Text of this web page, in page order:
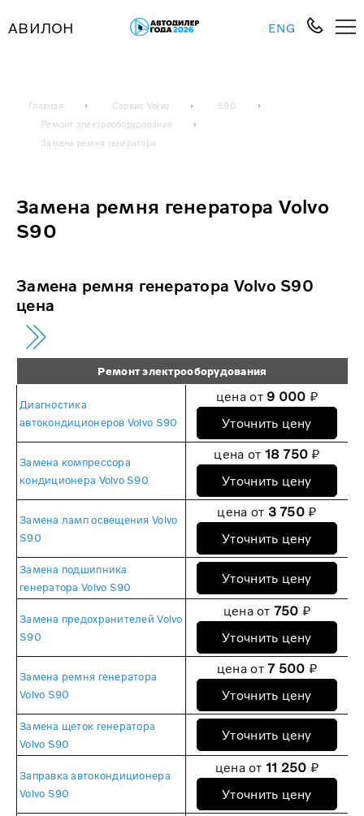
АВИЛОН ENG
Главная Сервис Volvo
S90
Ремонт электрооборудования
Замена ремня генератора
Замена ремня генератора Volvo
S90
Замена ремня генератора Volvo S90
цена
Ремонт электрооборудования
Диагностика
автокондиционеров Volvo S90
цена от 9 000 ₽
Уточнить цену
Замена компрессора
кондиционера Volvo S90
цена от 18 750 ₽
Уточнить цену
Замена ламп освещения Volvo
S90
цена от 3 750 ₽
Уточнить цену
Замена подшипника
генератора Volvo S90
Уточнить цену
Замена предохранителей Volvo
S90
цена от 750 ₽
Уточнить цену
Замена ремня генератора
Volvo S90
цена от7 500 ₽
Уточнить цену
Замена щеток генератора
Volvo S90
Уточнить цену
Заправка автокондиционера
Volvo S90
цена от 11 250 ₽
Уточнить цену